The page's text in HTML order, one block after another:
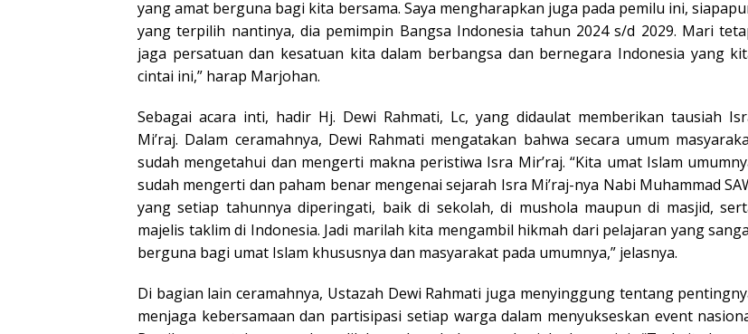
yang amat berguna bagi kita bersama. Saya mengharapkan juga pada pemilu ini,
yang terpilih nantinya, dia pemimpin Bangsa Indonesia tahun 2024 s/d 2029. Mari
jaga persatuan dan kesatuan kita dalam berbangsa dan bernegara Indonesia yang
cintai ini,” harap Marjohan.
Sebagai acara inti, hadir Hj. Dewi Rahmati, Lc, yang didaulat memberikan tausiah
Mi’raj. Dalam ceramahnya, Dewi Rahmati mengatakan bahwa secara umum
sudah mengetahui dan mengerti makna peristiwa Isra Mir’raj. “Kita umat Islam
sudah mengerti dan paham benar mengenai sejarah Isra Mi’raj-nya Nabi Muhammad
yang setiap tahunnya diperingati, baik di sekolah, di mushola maupun di masjid,
majelis taklim di Indonesia. Jadi marilah kita mengambil hikmah dari pelajaran yang
berguna bagi umat Islam khususnya dan masyarakat pada umumnya,” jelasnya.
Di bagian lain ceramahnya, Ustazah Dewi Rahmati juga menyinggung tentang
menjaga kebersamaan dan partisipasi setiap warga dalam menyukseskan event